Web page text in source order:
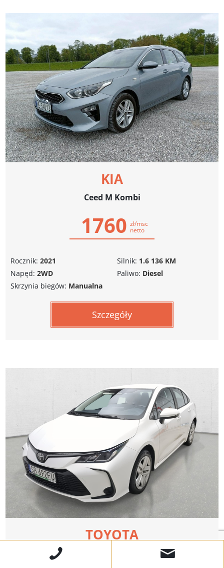
KIA
Ceed M Kombi
1760 zł/msc
netto
Rocznik: 2021
Napęd: 2WD
Silnik: 1.6 136 KM
Paliwo: Diesel
Skrzynia biegów: Manualna
Szczegóły
TOYOTA